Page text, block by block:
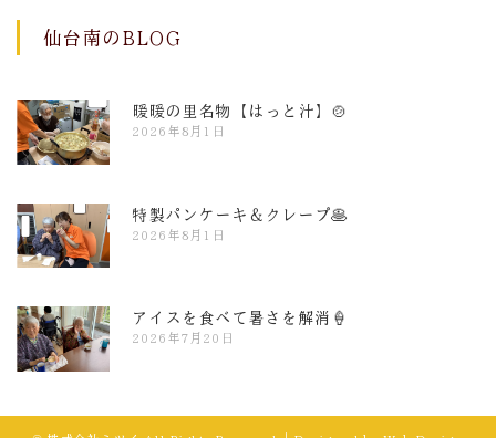
仙台南のBLOG
暖暖の里名物【はっと汁】🍲
2026年8月1日
特製パンケーキ＆クレープ🥞
2026年8月1日
アイスを食べて暑さを解消🍦
2026年7月20日